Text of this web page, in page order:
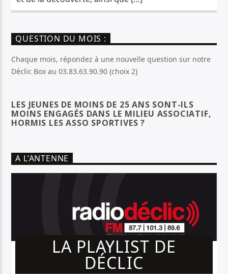
QUESTION DU MOIS :
Chaque mois, répondez à une nouvelle question sur notre
Déclic Box au 03.83.63.90.90 (choix 2)
LES JEUNES DE MOINS DE 25 ANS SONT-ILS
MOINS ENGAGÉS DANS LE MILIEU ASSOCIATIF,
HORMIS LES ASSO SPORTIVES ?
A L’ANTENNE
LA PLAYLIST DE
DÉCLIC